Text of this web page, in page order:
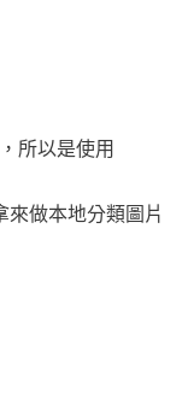
所以是使用
來做本地分類圖片